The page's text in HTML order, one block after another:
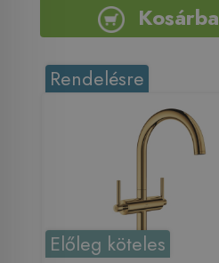
Kosárba
Rendelésre
Előleg köteles